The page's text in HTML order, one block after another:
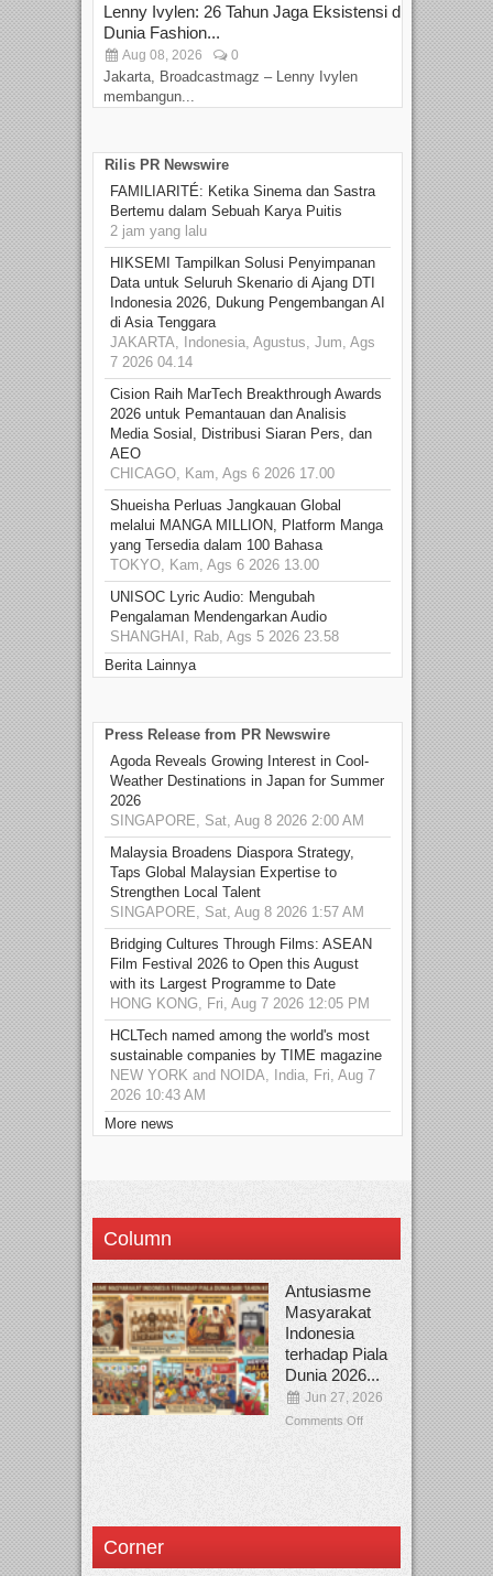
Lenny Ivylen: 26 Tahun Jaga Eksistensi di
Dunia Fashion...
Aug 08, 2026 0
Jakarta, Broadcastmagz – Lenny Ivylen
membangun...
Rilis PR Newswire
FAMILIARITÉ: Ketika Sinema dan Sastra
Bertemu dalam Sebuah Karya Puitis
2 jam yang lalu
HIKSEMI Tampilkan Solusi Penyimpanan
Data untuk Seluruh Skenario di Ajang DTI
Indonesia 2026, Dukung Pengembangan AI
di Asia Tenggara
JAKARTA, Indonesia, Agustus, Jum, Ags
7 2026 04.14
Cision Raih MarTech Breakthrough Awards
2026 untuk Pemantauan dan Analisis
Media Sosial, Distribusi Siaran Pers, dan
AEO
CHICAGO, Kam, Ags 6 2026 17.00
Shueisha Perluas Jangkauan Global
melalui MANGA MILLION, Platform Manga
yang Tersedia dalam 100 Bahasa
TOKYO, Kam, Ags 6 2026 13.00
UNISOC Lyric Audio: Mengubah
Pengalaman Mendengarkan Audio
SHANGHAI, Rab, Ags 5 2026 23.58
Berita Lainnya
Press Release from PR Newswire
Agoda Reveals Growing Interest in Cool-
Weather Destinations in Japan for Summer
2026
SINGAPORE, Sat, Aug 8 2026 2:00 AM
Malaysia Broadens Diaspora Strategy,
Taps Global Malaysian Expertise to
Strengthen Local Talent
SINGAPORE, Sat, Aug 8 2026 1:57 AM
Bridging Cultures Through Films: ASEAN
Film Festival 2026 to Open this August
with its Largest Programme to Date
HONG KONG, Fri, Aug 7 2026 12:05 PM
HCLTech named among the world's most
sustainable companies by TIME magazine
NEW YORK and NOIDA, India, Fri, Aug 7
2026 10:43 AM
More news
Column
Antusiasme
Masyarakat
Indonesia
terhadap Piala
Dunia 2026...
Jun 27, 2026
Comments Off
Corner